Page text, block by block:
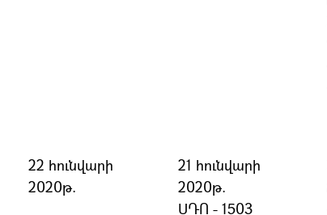
22 հունվարի
2020թ.
21 հունվարի
2020թ.
ՍԴՈ - 1503